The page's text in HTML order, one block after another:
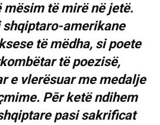
tё mirё nё jetë.
shqiptaro-amerikane
tё mёdha, si poete
tё poezisё,
e vlerësuar me medalje
Pēr ketë ndihem
pasi sakrificat